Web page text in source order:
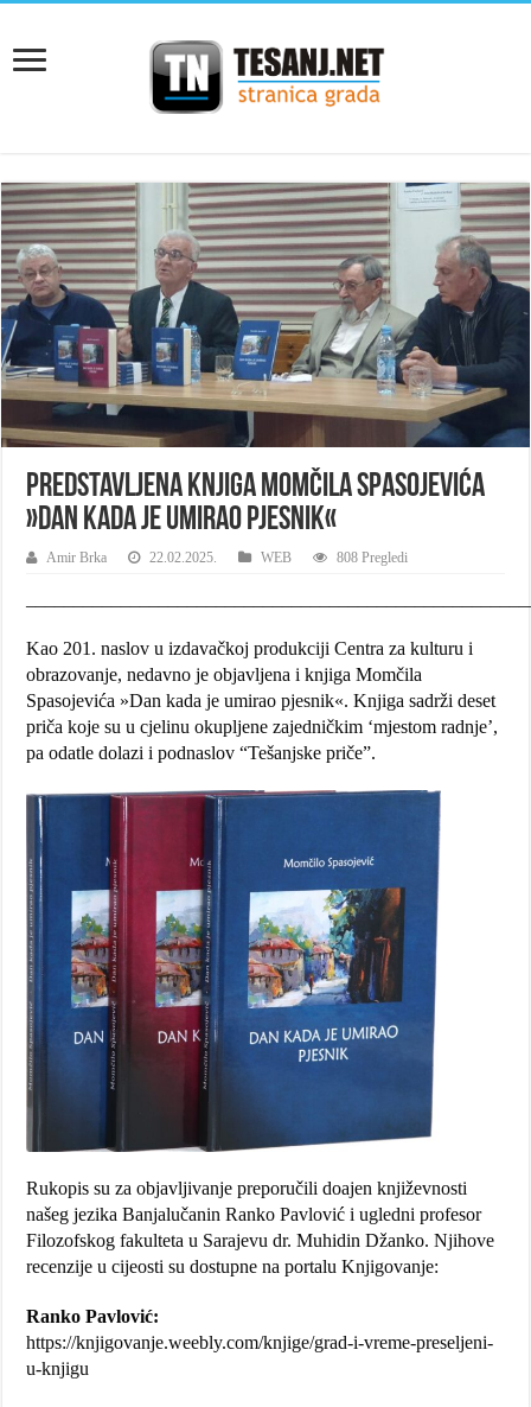
PREDSTAVLJENA KNJIGA MOMČILA SPASOJEVIĆA
»DAN KADA JE UMIRAO PJESNIK«
Amir Brka 22.02.2025. WEB 808 Pregledi
Kao 201. naslov u izdavačkoj produkciji Centra za kulturu i
obrazovanje, nedavno je objavljena i knjiga Momčila
Spasojevića »Dan kada je umirao pjesnik«. Knjiga sadrži deset
priča koje su u cjelinu okupljene zajedničkim ‘mjestom radnje’,
pa odatle dolazi i podnaslov “Tešanjske priče”.
Rukopis su za objavljivanje preporučili doajen književnosti
našeg jezika Banjalučanin Ranko Pavlović i ugledni profesor
Filozofskog fakulteta u Sarajevu dr. Muhidin Džanko. Njihove
recenzije u cijeosti su dostupne na portalu Knjigovanje:
Ranko Pavlović:
https://knjigovanje.weebly.com/knjige/grad-i-vreme-preseljeni-
u-knjigu